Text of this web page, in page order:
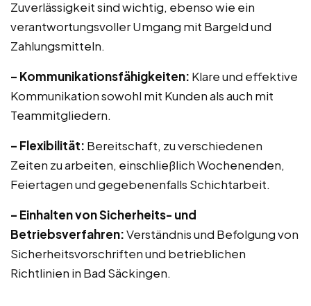
Zuverlässigkeit sind wichtig, ebenso wie ein
verantwortungsvoller Umgang mit Bargeld und
Zahlungsmitteln.
– Kommunikationsfähigkeiten: Klare und effektive
Kommunikation sowohl mit Kunden als auch mit
Teammitgliedern.
– Flexibilität: Bereitschaft, zu verschiedenen
Zeiten zu arbeiten, einschließlich Wochenenden,
Feiertagen und gegebenenfalls Schichtarbeit.
– Einhalten von Sicherheits- und
Betriebsverfahren:Verständnis und Befolgung von
Sicherheitsvorschriften und betrieblichen
Richtlinien in Bad Säckingen.